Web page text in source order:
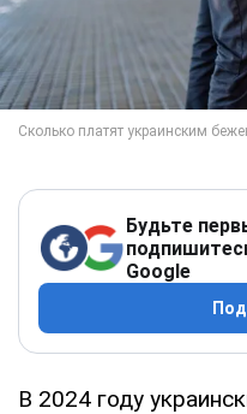
Будьте
Google
В 2024 году